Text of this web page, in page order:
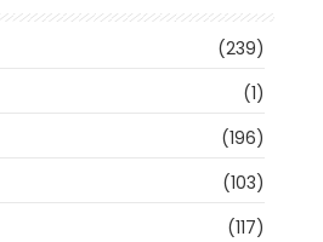
(239)
(1)
(196)
(103)
(117)